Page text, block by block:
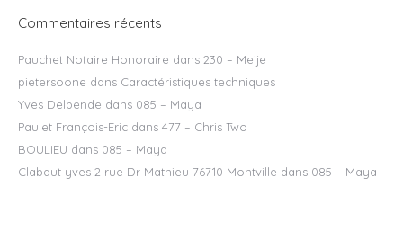
Commentaires récents
Pauchet Notaire Honoraire dans 230 – Meije
pietersoone dans Caractéristiques techniques
Yves Delbende dans 085 – Maya
Paulet François-Eric dans 477 – Chris Two
BOULIEU dans 085 – Maya
Clabaut yves 2 rue Dr Mathieu 76710 Montville dans 085 – Maya